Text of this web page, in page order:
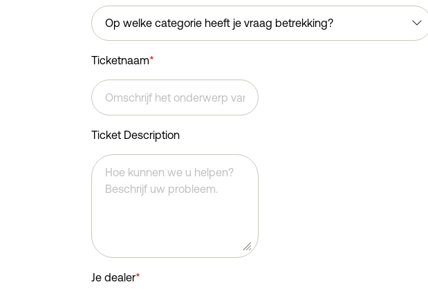
Ticketnaam*
Ticket Description
Je dealer*